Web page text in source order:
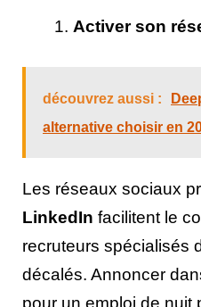
Activer son
découvrez aussi :
alternative choisir en
Les réseaux sociaux
LinkedIn facilitent le
recruteurs spécialisés
décalés. Annoncer
pour un emploi de nuit